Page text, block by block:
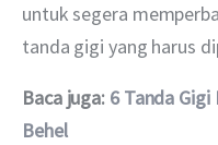
untuk segera
tanda gigi yang harus
Baca juga: 6 Tanda
Behel